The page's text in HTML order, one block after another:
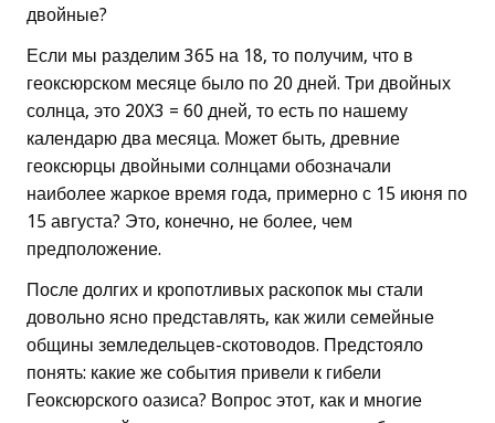
двойные?
Если мы разделим 365 на 18, то получим, что в
геоксюрском месяце было по 20 дней. Три двойных
солнца, это 20X3 = 60 дней, то есть по нашему
календарю два месяца. Может быть, древние
геоксюрцы двойными солнцами обозначали
наиболее жаркое время года, примерно с 15 июня по
15 августа? Это, конечно, не более, чем
предположение.
После долгих и кропотливых раскопок мы стали
довольно ясно представлять, как жили семейные
общины земледельцев-скотоводов. Предстояло
понять: какие же события привели к гибели
Геоксюрского оазиса? Вопрос этот, как и многие